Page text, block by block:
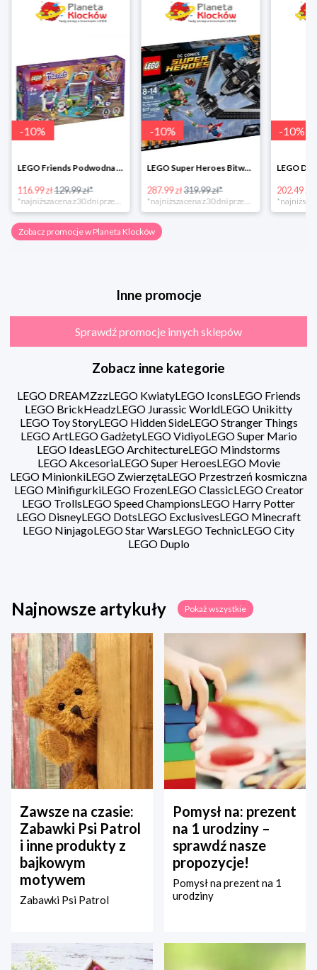
-10%
LEGO Friends Podwodna Frajda w super cenie
116.99 zł129.99 zł*
*najniższa cena z 30 dni przed obniżką
-10%
LEGO Super Heroes Bitwa powietrzna w super cenie
287.99 zł319.99 zł*
-10%
202.49 zł
Zobacz promocje w Planeta Klocków
Inne promocje
Sprawdź promocje innych sklepów
Zobacz inne kategorie
LEGO DREAMZzzLEGO KwiatyLEGO IconsLEGO Friends
LEGO BrickHeadzLEGO Jurassic WorldLEGO Unikitty
LEGO Toy StoryLEGO Hidden SideLEGO Stranger Things
LEGO ArtLEGO GadżetyLEGO VidiyoLEGO Super Mario
LEGO IdeasLEGO ArchitectureLEGO Mindstorms
LEGO AkcesoriaLEGO Super HeroesLEGO Movie
LEGO MinionkiLEGO ZwierzętaLEGO Przestrzeń kosmiczna
LEGO MinifigurkiLEGO FrozenLEGO ClassicLEGO Creator
LEGO TrollsLEGO Speed ChampionsLEGO Harry Potter
LEGO DisneyLEGO DotsLEGO ExclusivesLEGO Minecraft
LEGO NinjagoLEGO Star WarsLEGO TechnicLEGO City
LEGO Duplo
Najnowsze artykuły Pokaż wszystkie
Zawsze na czasie:
Zabawki Psi Patrol
i inne produkty z
bajkowym
motywem
Zabawki Psi Patrol
Pomysł na: prezent
na 1 urodziny –
sprawdź nasze
propozycje!
Pomysł na prezent na 1
urodziny